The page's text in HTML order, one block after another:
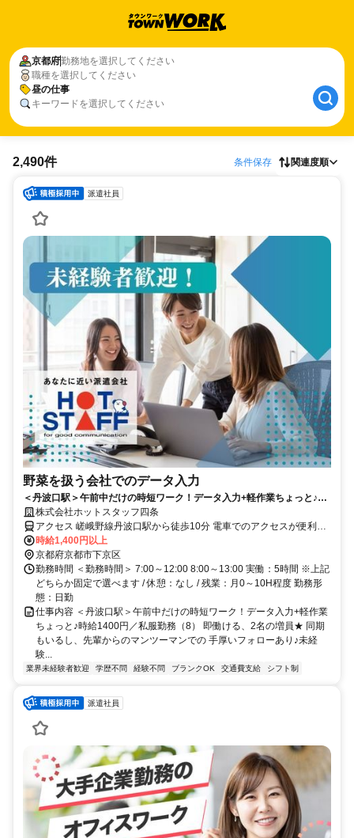
京都府勤務地を選択してください
職種を選択してください
昼の仕事
キーワードを選択してください
2,490件 条件保存 関連度順
派遣社員
野菜を扱う会社でのデータ入力
＜丹波口駅＞午前中だけの時短ワーク！データ入力+軽作業ちょっと♪時
給1400円／私服勤務（8）
株式会社ホットスタッフ四条
アクセス 嵯峨野線丹波口駅から徒歩10分 電車でのアクセスが便利★
梅小路京都西駅～徒歩10分 ・ 西大路駅～20分 ※バイク、自転車通勤
OK：敷地内無料駐輪場あり
時給1,400円以上
京都府京都市下京区
勤務時間 ＜勤務時間＞ 7:00～12:00 8:00～13:00 実働：5時間 ※上記
どちらか固定で選べます / 休憩：なし / 残業：月0～10H程度 勤務形
態：日勤
仕事内容 ＜丹波口駅＞午前中だけの時短ワーク！データ入力+軽作業
ちょっと♪時給1400円／私服勤務（8） 即働ける、2名の増員★ 同期
もいるし、先輩からのマンツーマンでの 手厚いフォローあり♪未経
験...
業界未経験者歓迎 学歴不問 経験不問 ブランクOK 交通費支給 シフト制
派遣社員